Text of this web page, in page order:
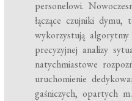
personelowi.
łączące czujniki
wykorzystują
precyzyjnej analizy
natychmiastowe
uruchomienie
gaśniczych, opartych